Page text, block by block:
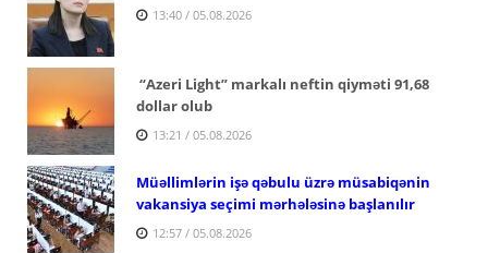
13:40 / 05.08.2026
“Azeri Light” markalı neftin qiyməti 91,68
dollar olub
13:21 / 05.08.2026
Müəllimlərin işə qəbulu üzrə müsabiqənin
vakansiya seçimi mərhələsinə başlanılır
12:57 / 05.08.2026